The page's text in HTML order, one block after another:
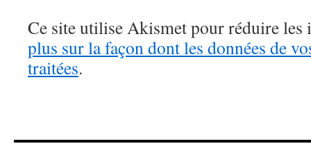
Ce site utilise Akismet pour réduire les
plus sur la façon dont les données de
traitées.